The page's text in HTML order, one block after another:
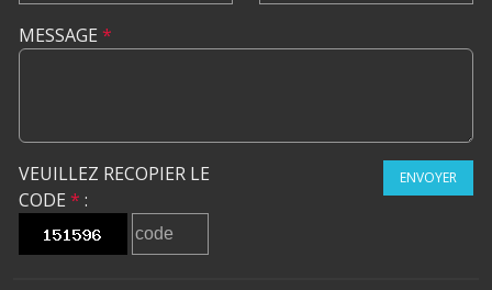
MESSAGE *
VEUILLEZ RECOPIER LE
CODE * :
ENVOYER